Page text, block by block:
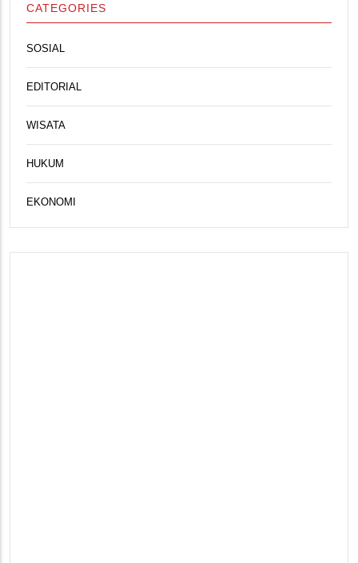
CATEGORIES
SOSIAL
EDITORIAL
WISATA
HUKUM
EKONOMI